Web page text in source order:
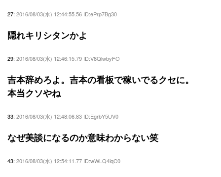
27: 2016/08/03(水) 12:44:55.56 ID:ePrp7Bg30
隠れキリシタンかよ
29: 2016/08/03(水) 12:46:15.79 ID:V8QlwbyFO
吉本辞めろよ。吉本の看板で稼いでるクセに。
本当クソやね
33: 2016/08/03(水) 12:48:06.83 ID:EgrbY5UV0
なぜ美談になるのか意味わからない笑
43: 2016/08/03(水) 12:54:11.77 ID:wWLQ4iqC0